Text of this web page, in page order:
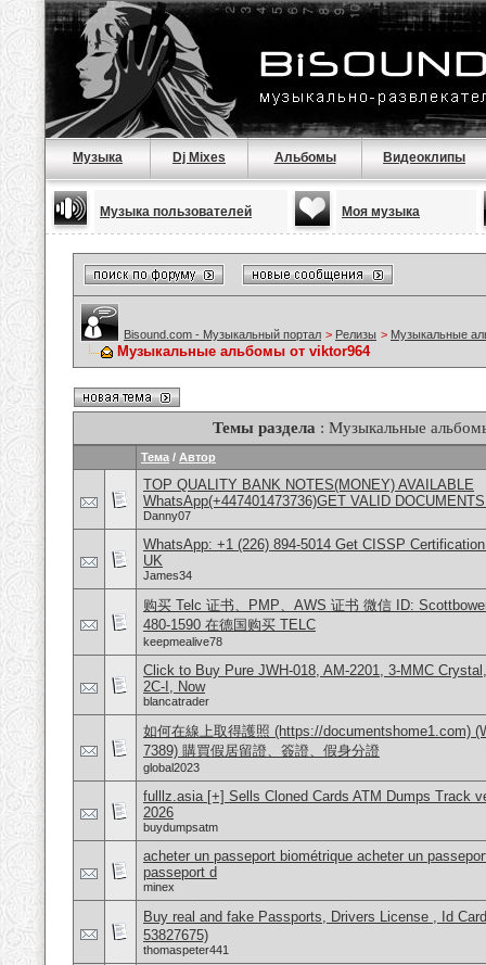
Музыка Dj Mixes Альбомы Видеоклипы
Музыка пользователей Моя музыка
Bisound.com - Музыкальный портал > Релизы > Музыкальные
Музыкальные альбомы от viktor964
Темы раздела : Музыкальные
Тема / Автор
TOP QUALITY BANK NOTES(MONEY) AVAILABLE
WhatsApp(+447401473736)GET VALID
Danny07
WhatsApp: +1 (226) 894-5014​ Get CISSP
UK
James34
购买 Telc 证书、PMP、AWS 证书 微信 ID:
480-1590 在德国购买 TELC
keepmealive78
Click to Buy Pure JWH-018, AM-2201, 3-MMC
2C-I, Now
blancatrader
如何在線上取得護照 (https://documentshome1.com)
7389) 購買假居留證、簽證、假身分證
global2023
fulllz.asia [+] Sells Cloned Cards ATM Dumps Track
2026
buydumpsatm
acheter un passeport biométrique acheter un
passeport d
minex
Buy real and fake Passports, Drivers License , Id
53827675)
thomaspeter441